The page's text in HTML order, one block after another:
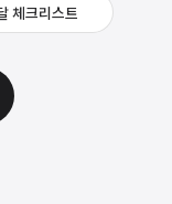
체크리스트